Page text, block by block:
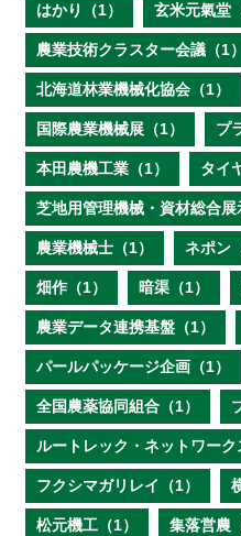
はかり（1） 玄米元氣堂
農業技術クラスター会議（1）
北海道林業機械化協会（1）
国際農業機械展（1） プ
本田農機工業（1） タイ
芝地用管理機械・資材総合展
農業機械士（1） ネポン
畑作（1） 暗渠（1）
農業データ連携基盤（1）
パールパッケージ企画（1）
全国農薬協同組合（1）
ルートレック・ネットワーク
フクシマガリレイ（1）
松元機工（1） 集落営農